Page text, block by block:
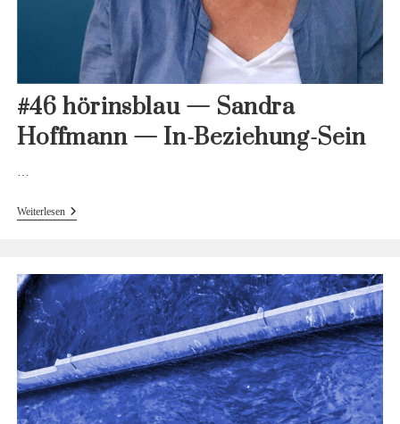
#46 hörinsblau — Sandra
Hoffmann — In-Beziehung-Sein
…
Weiterlesen#46
—
In-
Beziehung-
Sein